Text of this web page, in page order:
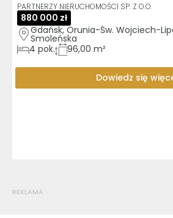
PARTNERZY NIERUCHOMOŚCI SP. Z O.O.
880 000 zł
Gdańsk, Orunia-Św. Wojciech-
Smoleńska
4 pok. 96,00 m²
Dowiedz się
REKLAMA